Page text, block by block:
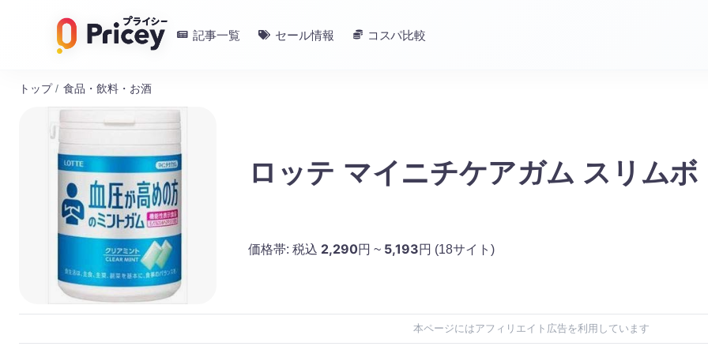
記事一覧 セール情報 コスパ比較
トップ / 食品・飲料・お酒
ロッテ マイニチケアガム スリムボ
価格帯: 税込 2,290円 ~ 5,193円 (18サイト)
本ページにはアフィリエイト広告を利用しています